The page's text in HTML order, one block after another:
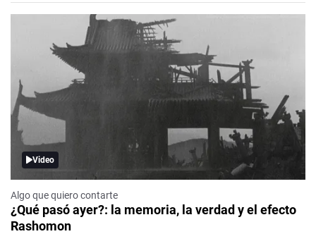
Video
Algo que quiero contarte
¿Qué pasó ayer?: la memoria, la verdad y el efecto
Rashomon